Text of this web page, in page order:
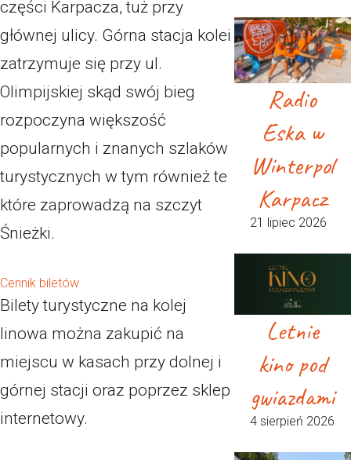
części Karpacza, tuż przy
głównej ulicy. Górna stacja kolei
zatrzymuje się przy ul.
Olimpijskiej skąd swój bieg
rozpoczyna większość
popularnych i znanych szlaków
turystycznych w tym również te
które zaprowadzą na szczyt
Śnieżki.
Cennik biletów
Bilety turystyczne na kolej
linowa można zakupić na
miejscu w kasach przy dolnej i
górnej stacji oraz poprzez sklep
internetowy.
Radio
Eska w
Winterpol
Karpacz
21 lipiec 2026
Letnie
kino pod
gwiazdami
4 sierpień 2026